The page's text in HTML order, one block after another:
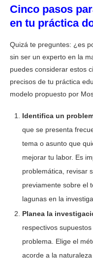
Cinco pasos
en tu práctica
Quizá te preguntes: ¿es
sin ser un experto en la
puedes considerar estos
precisos de tu práctica
modelo propuesto por
Identifica un
que se presenta
tema o asunto que
mejorar tu labor. Es
problemática, revisar
previamente sobre el
lagunas en la
Planea la
respectivos
problema. Elige el
acorde a la